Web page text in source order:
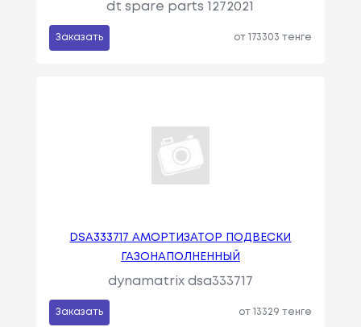
dt spare parts 1272021
Заказать от 173303 тенге
DSA333717 АМОРТИЗАТОР ПОДВЕСКИ
ГАЗОНАПОЛНЕННЫЙ
dynamatrix dsa333717
Заказать от 13329 тенге